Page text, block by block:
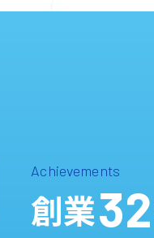
Achievements
創業32